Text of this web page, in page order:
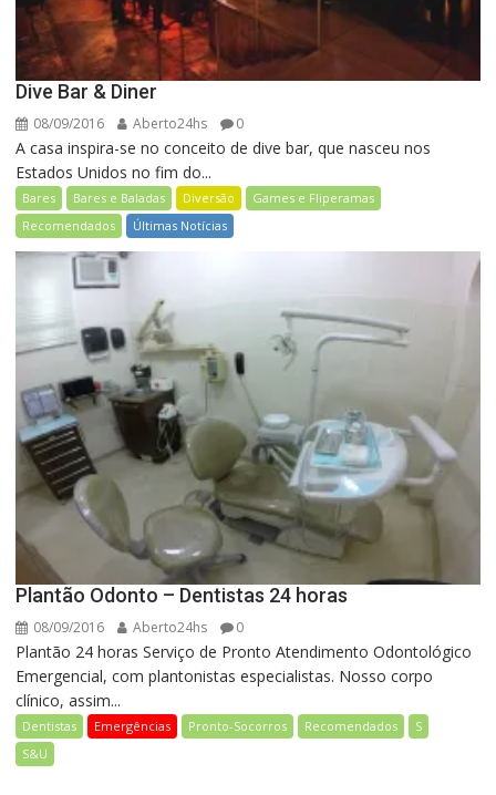
Dive Bar & Diner
08/09/2016 Aberto24hs 0
A casa inspira-se no conceito de dive bar, que nasceu nos
Estados Unidos no fim do...
Bares Bares e Baladas Diversão
Games e Fliperamas
Recomendados
Últimas Notícias
Plantão Odonto – Dentistas 24 horas
08/09/2016 Aberto24hs 0
Plantão 24 horas Serviço de Pronto Atendimento Odontológico
Emergencial, com plantonistas especialistas. Nosso corpo
clínico, assim...
Dentistas Emergências Pronto-Socorros Recomendados
S
S&U